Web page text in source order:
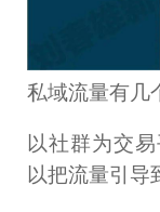
私域流量有几
以社群为交
以把流量引导